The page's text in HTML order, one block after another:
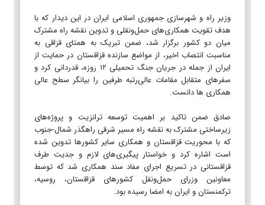
وزیر راه و شهرسازی جمهوری اسلامی ایران در این دیدار که با
هدف تقویت همکاری‌های حمل‌ونقلی و تدوین نقشه راه مشترک
میان دو کشور برگزار شد، ضمن تبریک به همتای قزاقی به
مناسبت انتصاب اخیر، از مواضع سازنده قزاقستان در حمایت از
ایران از جمله در جریان جنگ تحمیلی ۱۲ روزه، قدردانی کرد و
سفرهای متقابل مقامات عالی‌رتبه طرفین را بیانگر سطح عالی
همکاری ها دانست.
صادق ضمن تاکید بر اهمیت توسعه ترانزیت و پروژه‌های
زیرساختی مشترک به نقشه راه مسیر شرقی راهگذر شمال-جنوب
که با محوریت قزاقستان و همکاری سایر کشورها تدوین شده
است اشاره کرد و خواستار پیگیری‌های لازم و جدیت طرف
قزاقستانی در تسریع اجرای مفاد سند همکاری شد که توسط
معاونین وزرای حمل‌ونقل کشورهای قزاقستان، روسیه،
ترکمنستان و ایران به امضا رسیده بود.